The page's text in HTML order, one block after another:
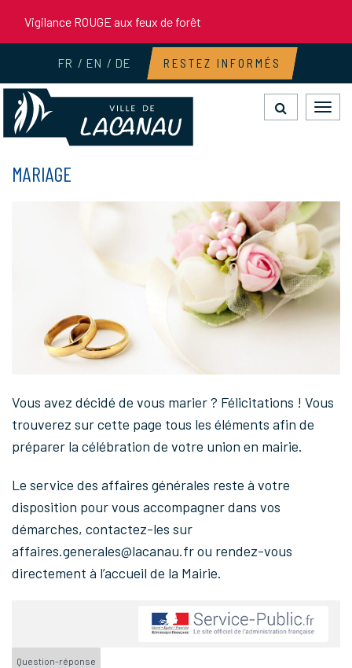
Vigilance ROUGE aux feux de forêt
FR EN DE RESTEZ INFORMÉS
MARIAGE
Vous avez décidé de vous marier ? Félicitations ! Vous
trouverez sur cette page tous les éléments afin de
préparer la célébration de votre union en mairie.
Le service des affaires générales reste à votre
disposition pour vous accompagner dans vos
démarches, contactez-les sur
affaires.generales@lacanau.fr ou rendez-vous
directement à l’accueil de la Mairie.
Question-réponse